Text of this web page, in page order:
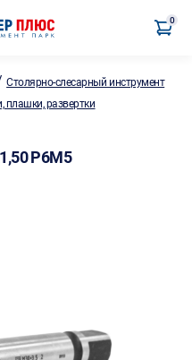
0
Столярно-слесарный инструмент
плашки, развертки
Р6М5